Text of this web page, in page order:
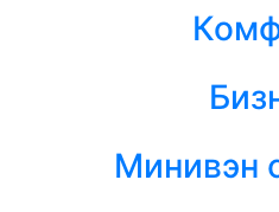
Минивэн